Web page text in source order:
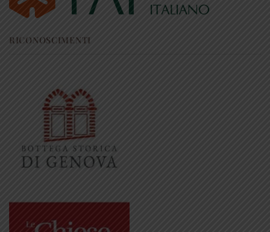
RICONOSCIMENTI